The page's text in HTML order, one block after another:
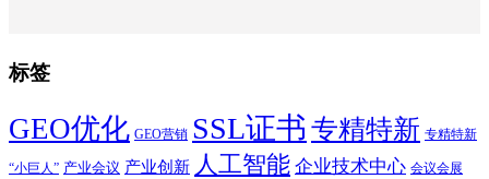
标签
GEO优化 GEO营销 SSL证书 专精特新 专精特新
“小巨人” 产业会议 产业创新 人工智能 企业技术中心 会议会展